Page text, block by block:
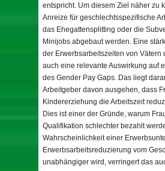
entspricht. Um diesem Ziel näher zu
Anreize für geschlechtsspezifische
das Ehegattensplitting oder die
Minijobs abgebaut werden. Eine
der Erwerbsarbeitszeiten von Vätern
auch eine relevante Auswirkung auf
des Gender Pay Gaps. Das liegt
Arbeitgeber davon ausgehen, dass
Kindererziehung die Arbeitszeit
Dies ist einer der Gründe, warum
Qualifikation schlechter bezahlt
Wahrscheinlichkeit einer
Erwerbsarbeitsreduzierung vom
unabhängiger wird, verringert das